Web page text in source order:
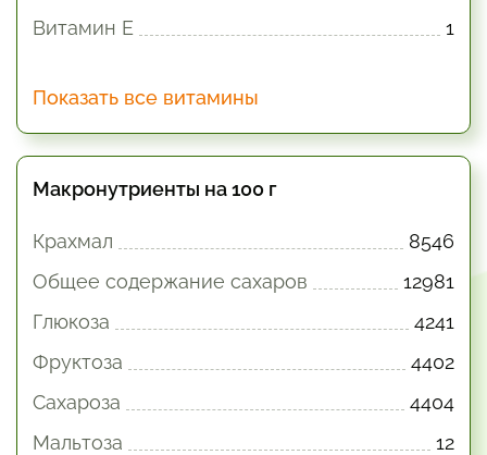
Витамин E
1
Показать все витамины
Макронутриенты на 100 г
Крахмал
8546
Общее содержание сахаров
12981
Глюкоза
4241
Фруктоза
4402
Сахароза
4404
Мальтоза
12